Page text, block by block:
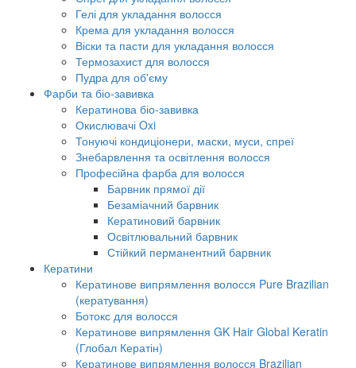
Гелі для укладання волосся
Крема для укладання волосся
Віски та пасти для укладання волосся
Термозахист для волосся
Пудра для об'єму
Фарби та біо-завивка
Кератинова біо-завивка
Окислювачі Oxi
Тонуючі кондиціонери, маски, муси, спреї
Знебарвлення та освітлення волосся
Професійна фарба для волосся
Барвник прямої дії
Безаміачний барвник
Кератиновий барвник
Освітлювальний барвник
Стійкий перманентний барвник
Кератини
Кератинове випрямлення волосся Pure Brazilian
(кератування)
Ботокс для волосся
Кератинове випрямлення GK Hair Global Keratin
(Глобал Кератін)
Кератинове випрямлення волосся Brazilian